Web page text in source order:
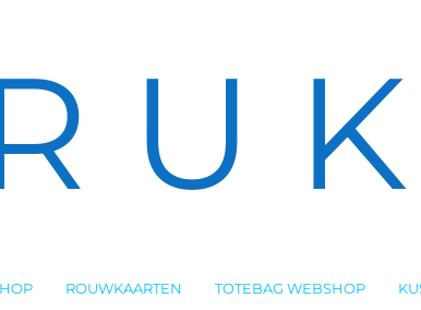
U
ROUWKAARTEN TOTEBAG WEBSHOP